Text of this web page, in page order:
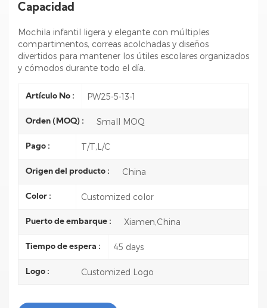
Capacidad
Mochila infantil ligera y elegante con múltiples
compartimentos, correas acolchadas y diseños
divertidos para mantener los útiles escolares organizados
y cómodos durante todo el día.
Artículo No : PW25-5-13-1
Orden (MOQ) : Small MOQ
Pago : T/T,L/C
Origen del producto : China
Color : Customized color
Puerto de embarque : Xiamen,China
Tiempo de espera : 45 days
Logo : Customized Logo